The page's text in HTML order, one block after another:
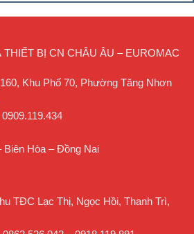
BỊ CN CHÂU ÂU – EUROMAC
Khu Phố 70, Phường Tăng Nhơn
Hòa – Đồng Nai
TĐC Lạc Thị, Ngọc Hồi, Thanh Trì,